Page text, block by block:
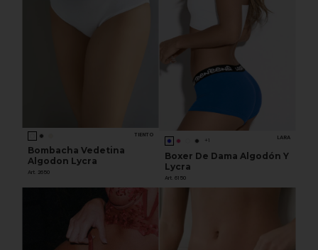
TIENTO
Bombacha Vedetina
Algodon Lycra
Art. 2650
+1 LARA
Boxer De Dama Algodón Y
Lycra
Art. 6150